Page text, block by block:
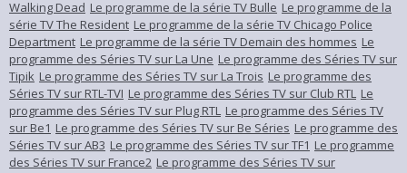
Walking Dead Le programme de la série TV Bulle Le programme de la
série TV The Resident Le programme de la série TV Chicago Police
Department Le programme de la série TV Demain des hommes Le
programme des Séries TV sur La Une Le programme des Séries TV sur
Tipik Le programme des Séries TV sur La Trois Le programme des
Séries TV sur RTL-TVI Le programme des Séries TV sur Club RTL Le
programme des Séries TV sur Plug RTL Le programme des Séries TV
sur Be1 Le programme des Séries TV sur Be Séries Le programme des
Séries TV sur AB3 Le programme des Séries TV sur TF1 Le programme
des Séries TV sur France2 Le programme des Séries TV sur